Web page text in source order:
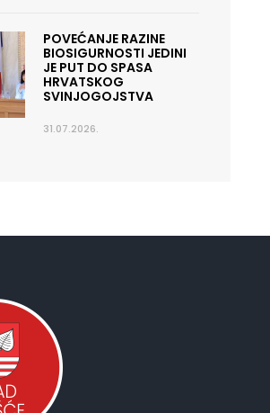
POVEĆANJE RAZINE
BIOSIGURNOSTI JEDINI
JE PUT DO SPASA
HRVATSKOG
SVINJOGOJSTVA
31.07.2026.